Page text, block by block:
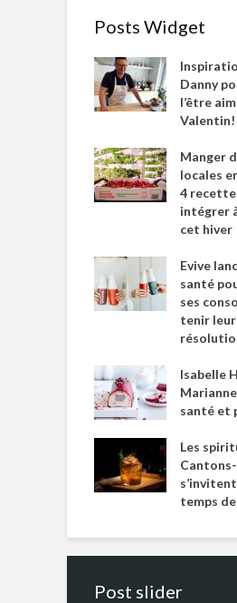
Posts Widget
Danny
l’être
Valentin!
Manger
locales
4
intégrer
cet hiver
Evive
santé
ses
tenir
Isabelle
santé et
Les
temps
Post slider